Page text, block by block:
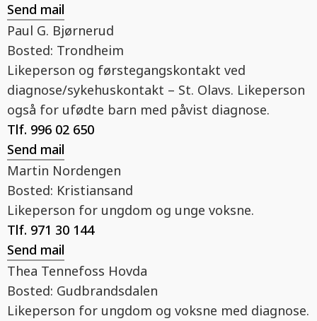
Send mail
Paul G. Bjørnerud
Bosted: Trondheim
Likeperson og førstegangskontakt ved
diagnose/sykehuskontakt – St. Olavs. Likeperson
også for ufødte barn med påvist diagnose.
Tlf. 996 02 650
Send mail
Martin Nordengen
Bosted: Kristiansand
Likeperson for ungdom og unge voksne.
Tlf. 971 30 144
Send mail
Thea Tennefoss Hovda
Bosted: Gudbrandsdalen
Likeperson for ungdom og voksne med diagnose.